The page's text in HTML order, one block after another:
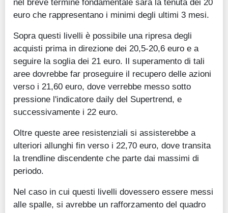
nel breve termine fondamentale sarà la tenuta dei 20
euro che rappresentano i minimi degli ultimi 3 mesi.
Sopra questi livelli è possibile una ripresa degli
acquisti prima in direzione dei 20,5-20,6 euro e a
seguire la soglia dei 21 euro. Il superamento di tali
aree dovrebbe far proseguire il recupero delle azioni
verso i 21,60 euro, dove verrebbe messo sotto
pressione l'indicatore daily del Supertrend, e
successivamente i 22 euro.
Oltre queste aree resistenziali si assisterebbe a
ulteriori allunghi fin verso i 22,70 euro, dove transita
la trendline discendente che parte dai massimi di
periodo.
Nel caso in cui questi livelli dovessero essere messi
alle spalle, si avrebbe un rafforzamento del quadro